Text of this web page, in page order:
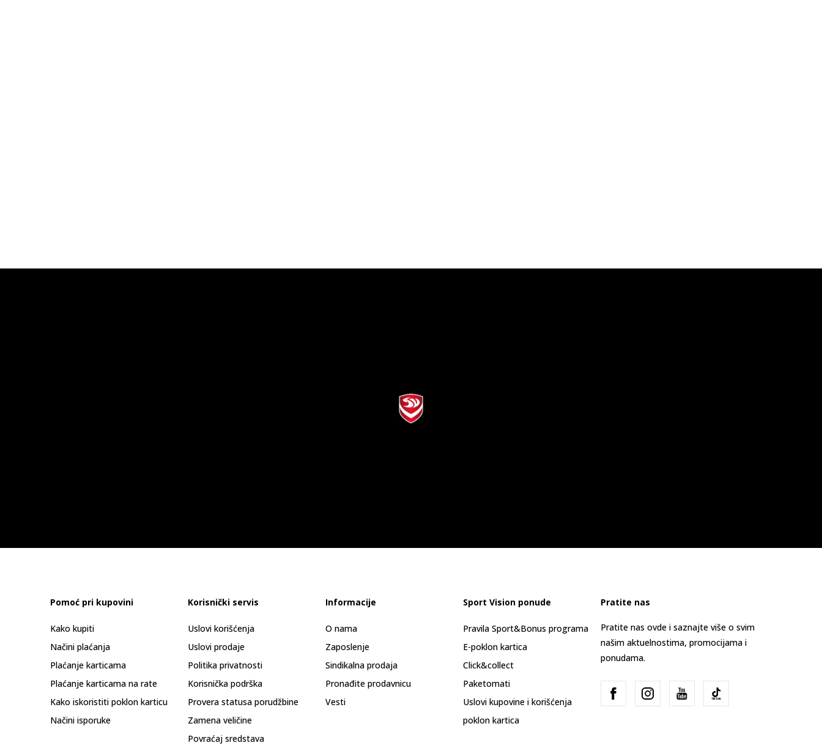
Pomoć pri kupovini
Kako kupiti
Načini plaćanja
Plaćanje karticama
Plaćanje karticama na rate
Kako iskoristiti poklon karticu
Načini isporuke
Korisnički servis
Uslovi korišćenja
Uslovi prodaje
Politika privatnosti
Korisnička podrška
Provera statusa porudžbine
Zamena veličine
Povraćaj sredstava
Informacije
O nama
Zaposlenje
Sindikalna prodaja
Pronađite prodavnicu
Vesti
Sport Vision ponude
Pravila Sport&Bonus programa
E-poklon kartica
Click&collect
Paketomati
Uslovi kupovine i korišćenja
poklon kartica
Pratite nas
Pratite nas ovde i saznajte više o svim
našim aktuelnostima, promocijama i
ponudama.